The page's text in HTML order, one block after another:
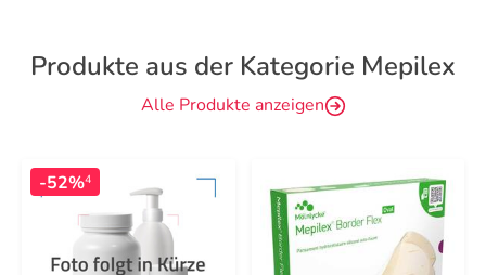
Produkte aus der Kategorie Mepilex
Alle Produkte anzeigen
-52%4